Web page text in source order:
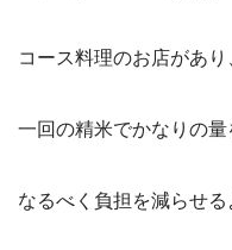
コース料理のお店があり
一回の精米でかなりの量
なるべく負担を減らせる